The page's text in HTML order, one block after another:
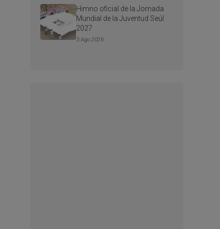
Himno oficial de la Jornada
Mundial de la Juventud Seúl
2027
3 Ago 2026